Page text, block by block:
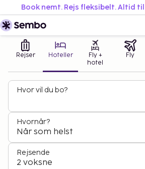
Book nemt. Rejs fleksibelt. Altid
Rejser Hoteller
Fly +
hotel
Fly
Hvor vil du bo?
Hvornår?
Når som helst
Rejsende
2 voksne